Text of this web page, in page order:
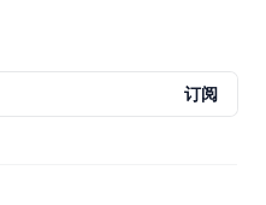
订阅